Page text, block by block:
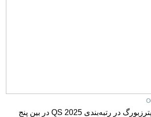
دانشگاه معدن سن پترزبورگ در رتبه‌بندی QS 2025 در بین پنج